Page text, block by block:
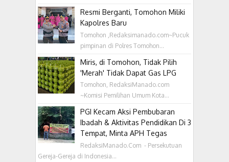
Resmi Berganti, Tomohon Miliki
Kapolres Baru
Tomohon ,Redaksimanado.com~Pucuk
pimpinan di Polres Tomohon...
Miris, di Tomohon, Tidak Pilih
'Merah' Tidak Dapat Gas LPG
Tomohon, RedaksiManado.com
~Komisi Pemilihan Umum Kota...
PGI Kecam Aksi Pembubaran
Ibadah & Aktivitas Pendidikan Di 3
Tempat, Minta APH Tegas
RedaksiManado.Com - Persekutuan
Gereja-Gereja di Indonesia...